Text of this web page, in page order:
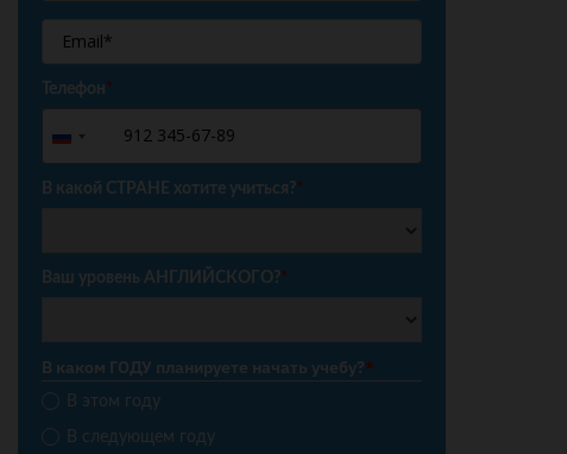
Телефон*
Russia
+7
В какой СТРАНЕ хотите учиться?*
Ваш уровень АНГЛИЙСКОГО?*
В каком ГОДУ планируете начать учебу?*
В этом году
В следующем году